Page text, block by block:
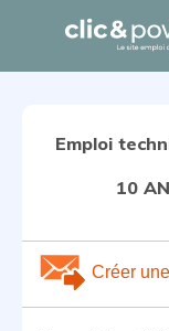
Emploi
10
Créer